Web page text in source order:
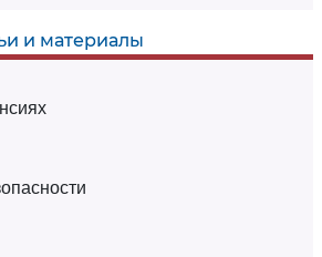
и материалы